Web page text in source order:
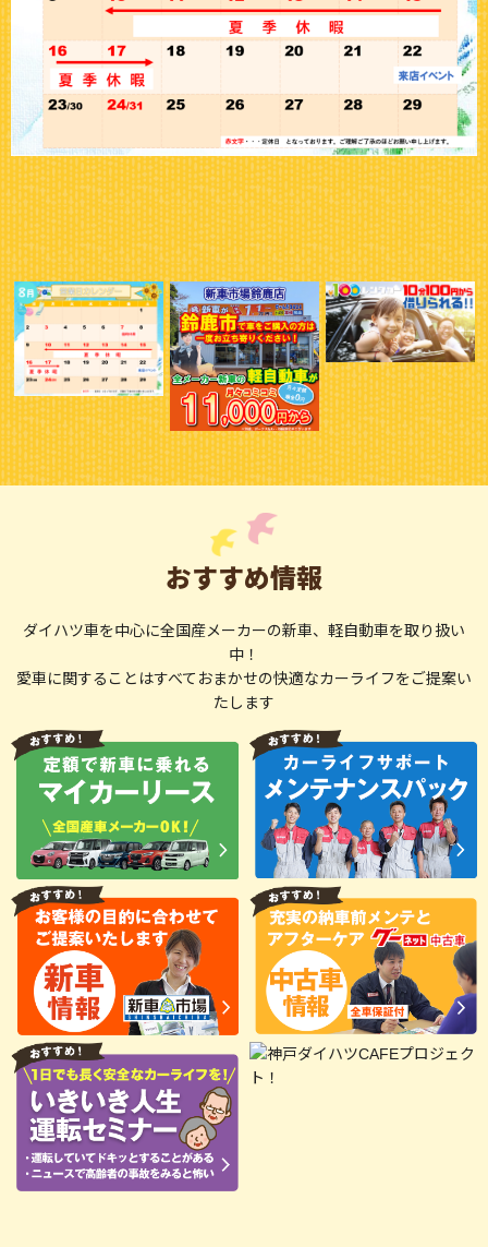
おすすめ情報
ダイハツ車を中心に全国産メーカーの新車、軽自動車を取り扱い
中！
愛車に関することはすべておまかせの快適なカーライフをご提案い
たします